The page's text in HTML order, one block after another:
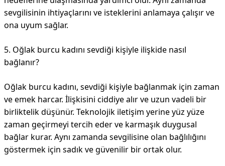
sevgilisinin ihtiyaçlarını ve isteklerini anlamaya çalışır ve
ona uyum sağlar.
5. Oğlak burcu kadını sevdiği kişiyle ilişkide nasıl
bağlanır?
Oğlak burcu kadını, sevdiği kişiyle bağlanmak için zaman
ve emek harcar. İlişkisini ciddiye alır ve uzun vadeli bir
birliktelik düşünür. Teknolojik iletişim yerine yüz yüze
zaman geçirmeyi tercih eder ve karmaşık duygusal
bağlar kurar. Aynı zamanda sevgilisine olan bağlılığını
göstermek için sadık ve güvenilir bir ortak olur.